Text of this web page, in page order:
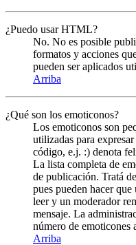
¿Puedo usar HTML?
No. No es posible
formatos y acciones
pueden ser aplicados
Arriba
¿Qué son los emoticonos?
Los emoticonos son
utilizadas para
código, e.j. :) denota
La lista completa de
de publicación. Tratá
pues pueden hacer
leer y un moderador
mensaje. La
número de emoticones
Arriba